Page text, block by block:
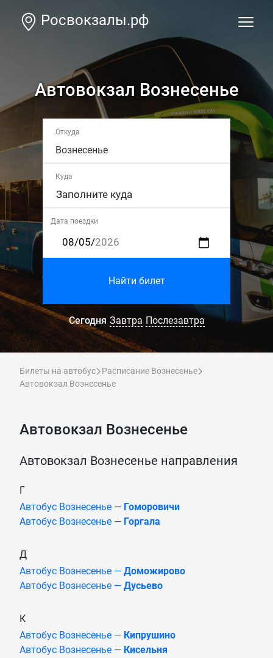
Росвокзалы.рф
Автовокзал Вознесенье
Откуда
Вознесенье
Куда
Дата поездки
Найти билет
Сегодня Завтра Послезавтра
Билеты на автобус
Расписание Вознесенье
Автовокзал Вознесенье
Автовокзал Вознесенье
Автовокзал Вознесенье направления
Г
Автобус Вознесенье — Гоморовичи
Автобус Вознесенье — Горгала
Д
Автобус Вознесенье — Доможирово
Автобус Вознесенье — Дусьево
К
Автобус Вознесенье — Кипрушино
Автобус Вознесенье — Кисельня